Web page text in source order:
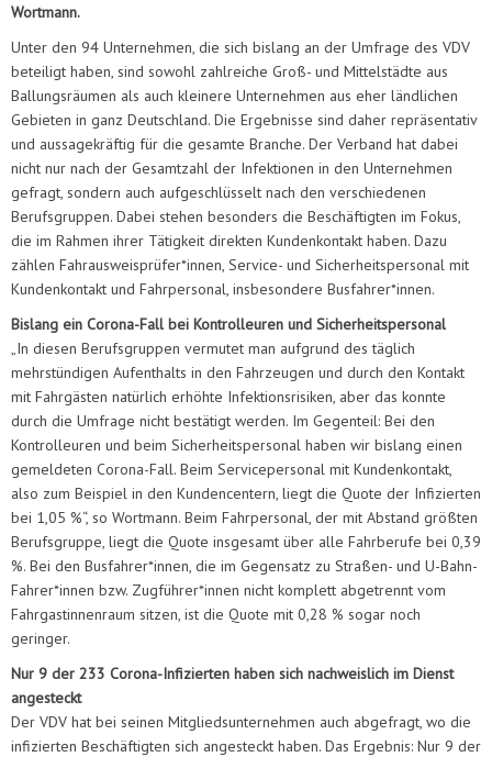
Wortmann.
Unter den 94 Unternehmen, die sich bislang an der Umfrage des VDV
beteiligt haben, sind sowohl zahlreiche Groß- und Mittelstädte aus
Ballungsräumen als auch kleinere Unternehmen aus eher ländlichen
Gebieten in ganz Deutschland. Die Ergebnisse sind daher repräsentativ
und aussagekräftig für die gesamte Branche. Der Verband hat dabei
nicht nur nach der Gesamtzahl der Infektionen in den Unternehmen
gefragt, sondern auch aufgeschlüsselt nach den verschiedenen
Berufsgruppen. Dabei stehen besonders die Beschäftigten im Fokus,
die im Rahmen ihrer Tätigkeit direkten Kundenkontakt haben. Dazu
zählen Fahrausweisprüfer*innen, Service- und Sicherheitspersonal mit
Kundenkontakt und Fahrpersonal, insbesondere Busfahrer*innen.
Bislang ein Corona-Fall bei Kontrolleuren und Sicherheitspersonal
„In diesen Berufsgruppen vermutet man aufgrund des täglich
mehrstündigen Aufenthalts in den Fahrzeugen und durch den Kontakt
mit Fahrgästen natürlich erhöhte Infektionsrisiken, aber das konnte
durch die Umfrage nicht bestätigt werden. Im Gegenteil: Bei den
Kontrolleuren und beim Sicherheitspersonal haben wir bislang einen
gemeldeten Corona-Fall. Beim Servicepersonal mit Kundenkontakt,
also zum Beispiel in den Kundencentern, liegt die Quote der Infizierten
bei 1,05 %“, so Wortmann. Beim Fahrpersonal, der mit Abstand größten
Berufsgruppe, liegt die Quote insgesamt über alle Fahrberufe bei 0,39
%. Bei den Busfahrer*innen, die im Gegensatz zu Straßen- und U-Bahn-
Fahrer*innen bzw. Zugführer*innen nicht komplett abgetrennt vom
Fahrgastinnenraum sitzen, ist die Quote mit 0,28 % sogar noch
geringer.
Nur 9 der 233 Corona-Infizierten haben sich nachweislich im Dienst
angesteckt
Der VDV hat bei seinen Mitgliedsunternehmen auch abgefragt, wo die
infizierten Beschäftigten sich angesteckt haben. Das Ergebnis: Nur 9 der